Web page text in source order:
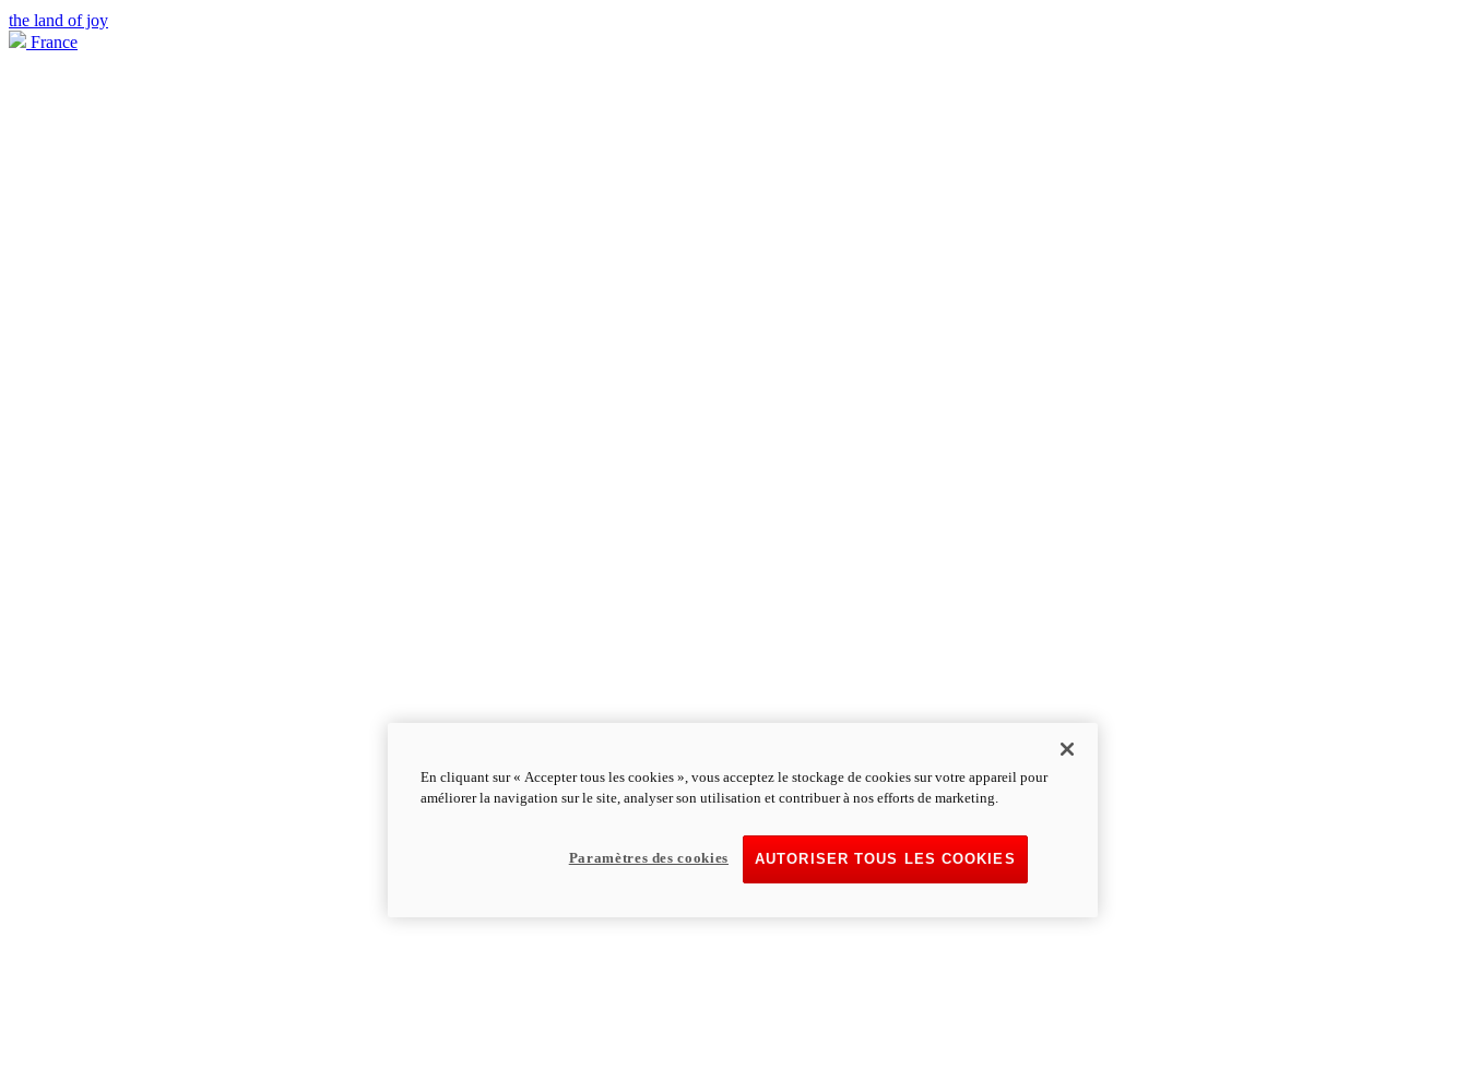
the land of joy
France
En cliquant sur « Accepter tous les cookies », vous acceptez le stockage de cookies sur votre appareil pour
améliorer la navigation sur le site, analyser son utilisation et contribuer à nos efforts de marketing.
AUTORISER TOUS LES COOKIES
Paramètres des cookies